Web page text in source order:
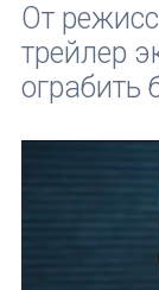
От
трейлер
ограбить